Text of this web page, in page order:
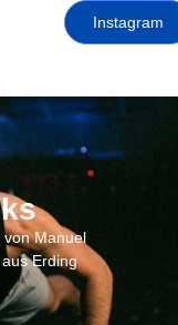
Instagram
von Manuel
Erding